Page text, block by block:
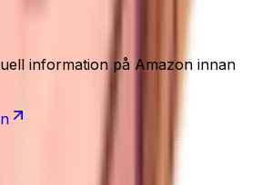
information på Amazon innan